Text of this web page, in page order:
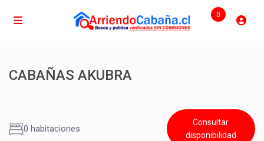
0
CABAÑAS AKUBRA
0 habitaciones
Consultar
disponibilidad